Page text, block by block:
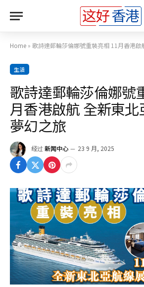
Home » 歌詩達郵輪莎倫娜號重裝亮相 11月香港啟航 全
生活
歌詩達郵輪莎倫娜號
月香港啟航 全新東
夢幻之旅
经过 新闻中心 23 9 月, 2025